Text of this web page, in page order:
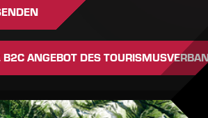
ANGEBOT DES